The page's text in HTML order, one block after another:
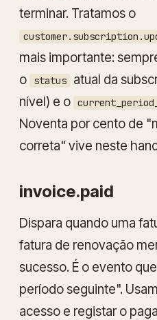
terminar. Tratamos o
mais importante:
o
status atual da
nível) e o
Noventa por cento de
correta" vive neste
invoice.paid
Dispara quando uma
fatura de renovação
sucesso. É o evento
período seguinte".
acesso e registar o